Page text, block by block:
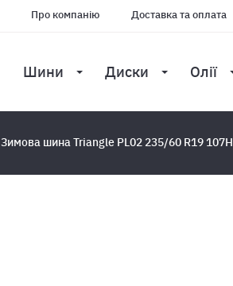
Про компанію Доставка та оплата
Шини Диски Олії
Зимова шина Triangle PL02 235/60 R19 107H